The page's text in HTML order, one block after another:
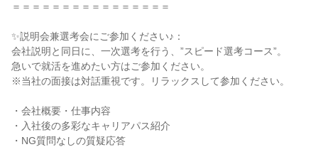
＝＝＝＝＝＝＝＝＝＝＝＝＝＝＝＝
✨説明会兼選考会にご参加ください♪：
会社説明と同日に、一次選考を行う、”スピード選考コース”。
急いで就活を進めたい方はご参加ください。
※当社の面接は対話重視です。リラックスして参加ください。
・会社概要・仕事内容
・入社後の多彩なキャリアパス紹介
・NG質問なしの質疑応答